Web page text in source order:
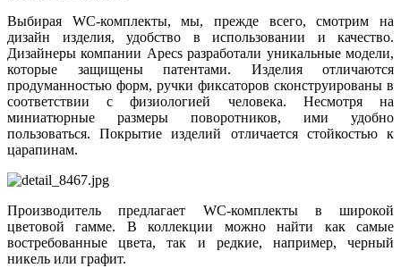
Выбирая WC-комплекты, мы, прежде всего, смотрим на
дизайн изделия, удобство в использовании и качество.
Дизайнеры компании Apecs разработали уникальные модели,
которые защищены патентами. Изделия отличаются
продуманностью форм, ручки фиксаторов сконструированы в
соответствии с физиологией человека. Несмотря на
миниатюрные размеры поворотников, ими удобно
пользоваться. Покрытие изделий отличается стойкостью к
царапинам.
Производитель предлагает WC-комплекты в широкой
цветовой гамме. В коллекции можно найти как самые
востребованные цвета, так и редкие, например, черный
никель или графит.